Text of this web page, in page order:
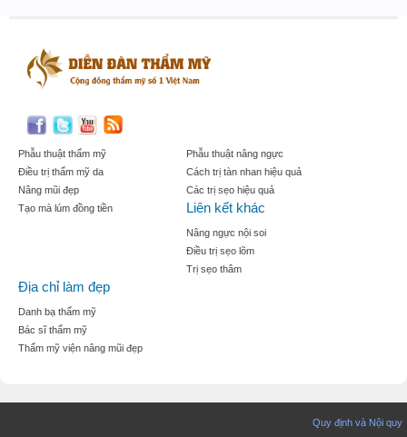
Phẫu thuật thẩm mỹ
Điều trị thẩm mỹ da
Nâng mũi đẹp
Tạo mà lúm đồng tiền
Phẫu thuật nâng ngực
Cách trị tàn nhan hiệu quả
Các trị sẹo hiệu quả
Liên kết khác
Nâng ngực nội soi
Điều trị sẹo lõm
Trị sẹo thâm
Địa chỉ làm đẹp
Danh bạ thẩm mỹ
Bác sĩ thẩm mỹ
Thẩm mỹ viện nâng mũi đẹp
Quy định và Nội quy